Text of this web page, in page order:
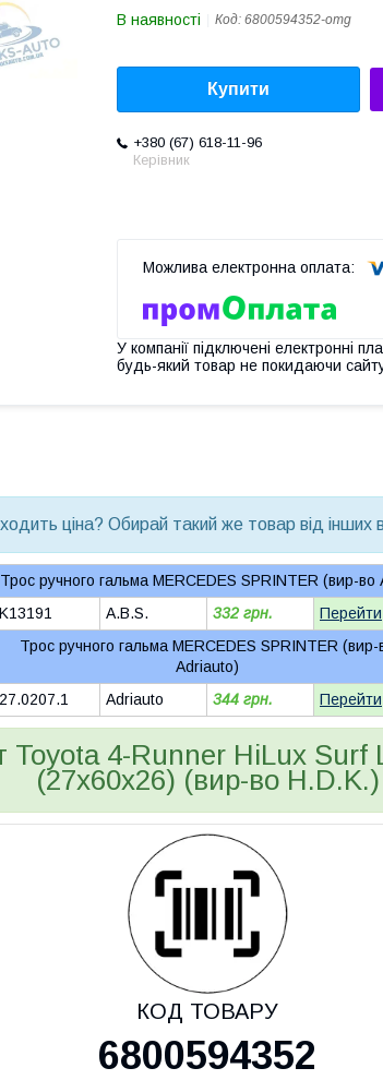
В наявності Код: 6800594352-omg
Купити
+380 (67) 618-11-96
Керівник
У компанії підключені електронні
будь-який товар не покидаючи
ціна? Обирай такий же товар від інших
Трос ручного гальма MERCEDES SPRINTER (вир-во
K13191
A.B.S. 332 грн.
Перейти
Трос ручного гальма MERCEDES SPRINTER (вир-
Adriauto)
27.0207.1
Adriauto 344 грн. Перейти
4-Runner HiLux Surf
(27x60x26) (вир-во H.D.K.)
КОД ТОВАРУ
6800594352